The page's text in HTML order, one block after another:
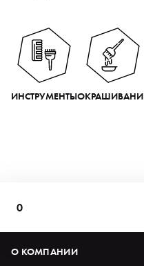
ИНСТРУМЕНТЫ
0
О КОМПАНИИ